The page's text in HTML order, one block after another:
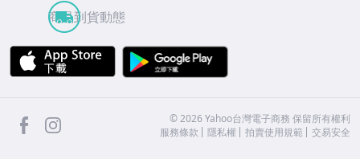
商品到貨動態
APP Store
facebook ©2026 Yahoo台灣電子商務 保留所有權利
服務條款
隱私權 拍賣使用規範 交易安全